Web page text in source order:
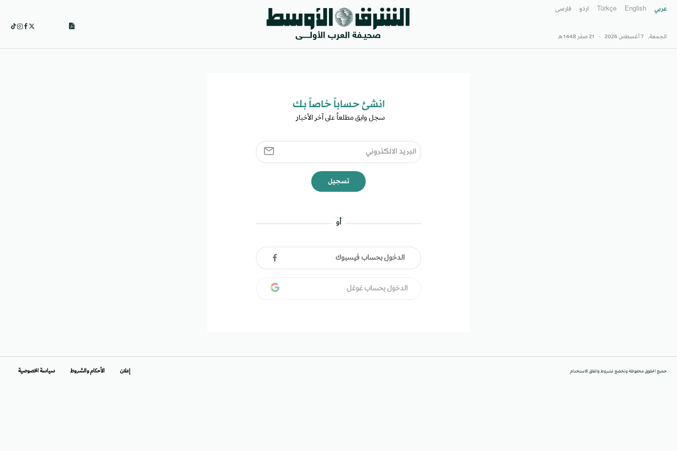
عربي English
Türkçe اردو فارسى
الجمعة, 7 أغسطس 2026 - 21 صفَر 1448 هـ
انشئ حساباً خاصاً بك​
سجل وابق مطلعاً على آخر الأخبار ​
تسجيل
أو
الدخول بحساب فيسبوك
الدخول بحساب غوغل
جميع الحقوق محفوظة وتخضع لشروط واتفاق الاستخدام إعلان الأحكام والشروط سياسة الخصوصية